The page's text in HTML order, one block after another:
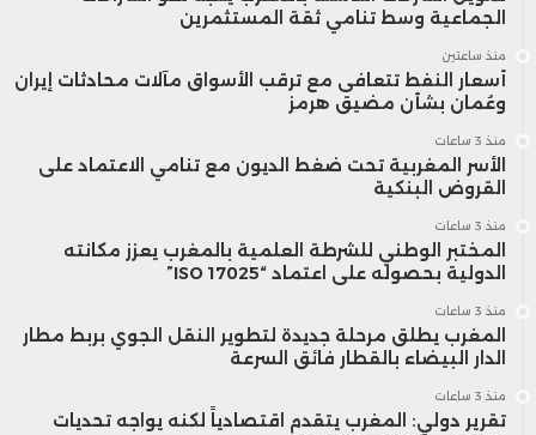
الجماعية وسط تنامي ثقة المستثمرين
منذ ساعتين
أسعار النفط تتعافى مع ترقب الأسواق مآلات محادثات إيران
وعُمان بشأن مضيق هرمز
منذ 3 ساعات
الأسر المغربية تحت ضغط الديون مع تنامي الاعتماد على
القروض البنكية
منذ 3 ساعات
المختبر الوطني للشرطة العلمية بالمغرب يعزز مكانته
الدولية بحصوله على اعتماد “ISO 17025”
منذ 3 ساعات
المغرب يطلق مرحلة جديدة لتطوير النقل الجوي بربط مطار
الدار البيضاء بالقطار فائق السرعة
منذ 3 ساعات
تقرير دولي: المغرب يتقدم اقتصادياً لكنه يواجه تحديات